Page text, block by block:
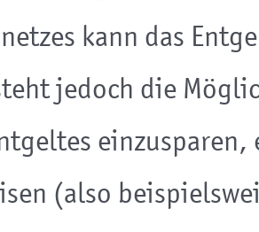
kann das
jedoch die
(also